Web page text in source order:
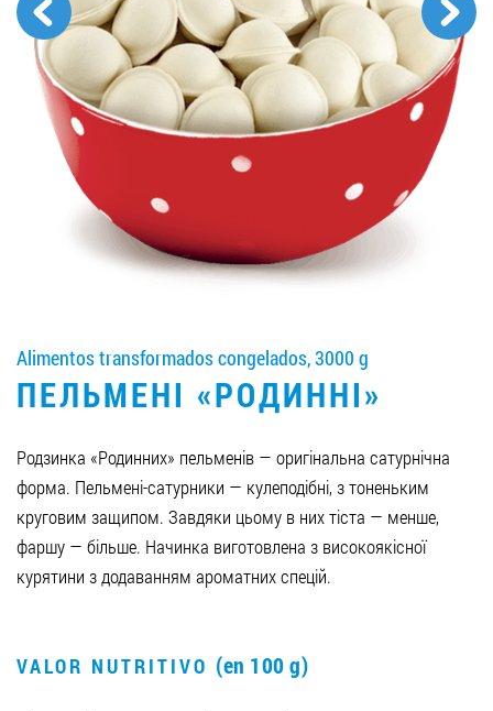
Vacantes
PEDIR PRODUCTOS "RUD":
LLEGAR A SER SOCIO
0412 48 28 17
0412 42 29 23
Alimentos transformados congelados, 3000 g
ПЕЛЬМЕНІ «РОДИННІ»
Родзинка «Родинних» пельменів — оригінальна сатурнічна
форма. Пельмені-сатурники — кулеподібні, з тоненьким
круговим защипом. Завдяки цьому в них тіста — менше,
фаршу — більше. Начинка виготовлена з високоякісної
курятини з додаванням ароматних спецій.
VALOR NUTRITIVO (en 100 g)